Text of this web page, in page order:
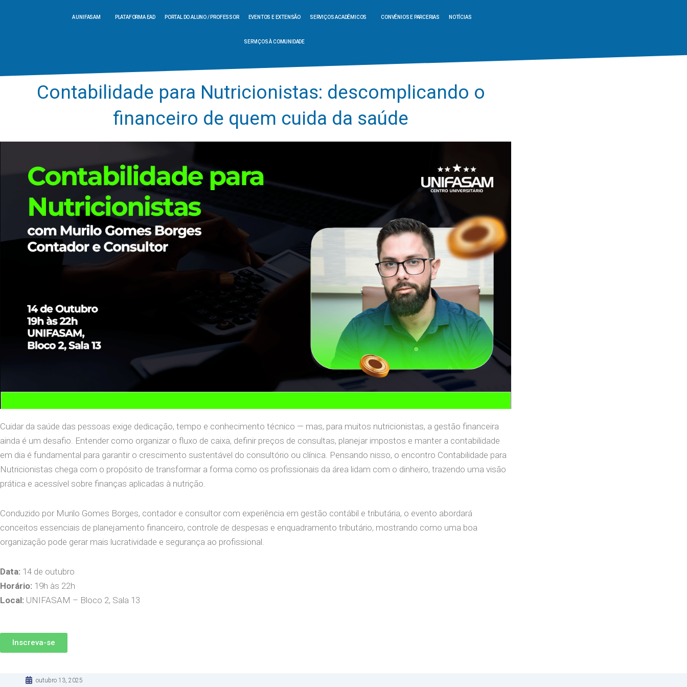
A UNIFASAM PLATAFORMA EAD PORTAL DO ALUNO / PROFESSOR EVENTOS E EXTENSÃO SERVIÇOS ACADÊMICOS CONVÊNIOS E PARCERIAS NOTÍCIAS
SERVIÇOS À COMUNIDADE
Contabilidade para Nutricionistas: descomplicando o
financeiro de quem cuida da saúde
Cuidar da saúde das pessoas exige dedicação, tempo e conhecimento técnico — mas, para muitos nutricionistas, a gestão financeira
ainda é um desafio. Entender como organizar o fluxo de caixa, definir preços de consultas, planejar impostos e manter a contabilidade
em dia é fundamental para garantir o crescimento sustentável do consultório ou clínica. Pensando nisso, o encontro Contabilidade para
Nutricionistas chega com o propósito de transformar a forma como os profissionais da área lidam com o dinheiro, trazendo uma visão
prática e acessível sobre finanças aplicadas à nutrição.
Conduzido por Murilo Gomes Borges, contador e consultor com experiência em gestão contábil e tributária, o evento abordará
conceitos essenciais de planejamento financeiro, controle de despesas e enquadramento tributário, mostrando como uma boa
organização pode gerar mais lucratividade e segurança ao profissional.
Data: 14 de outubro
Horário: 19h às 22h
Local: UNIFASAM – Bloco 2, Sala 13
Inscreva-se
outubro 13, 2025